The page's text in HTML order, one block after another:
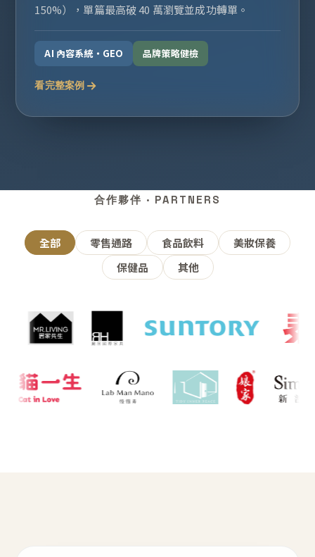
150%），單篇最高破 40 萬瀏覽並成功轉單。
AI 內容系統・GEO 品牌策略健檢
看完整案例
合作夥伴 · PARTNERS
全部 零售通路 食品飲料
美妝保養
保健品
其他